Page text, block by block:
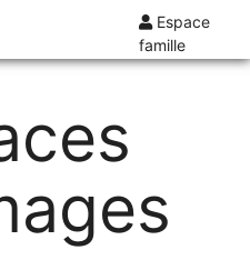
Espace
famille